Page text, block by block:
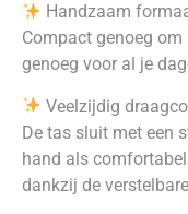
Handzaam
Compact genoeg
genoeg voor al je
Veelzijdig
De tas sluit met een
hand als
dankzij de